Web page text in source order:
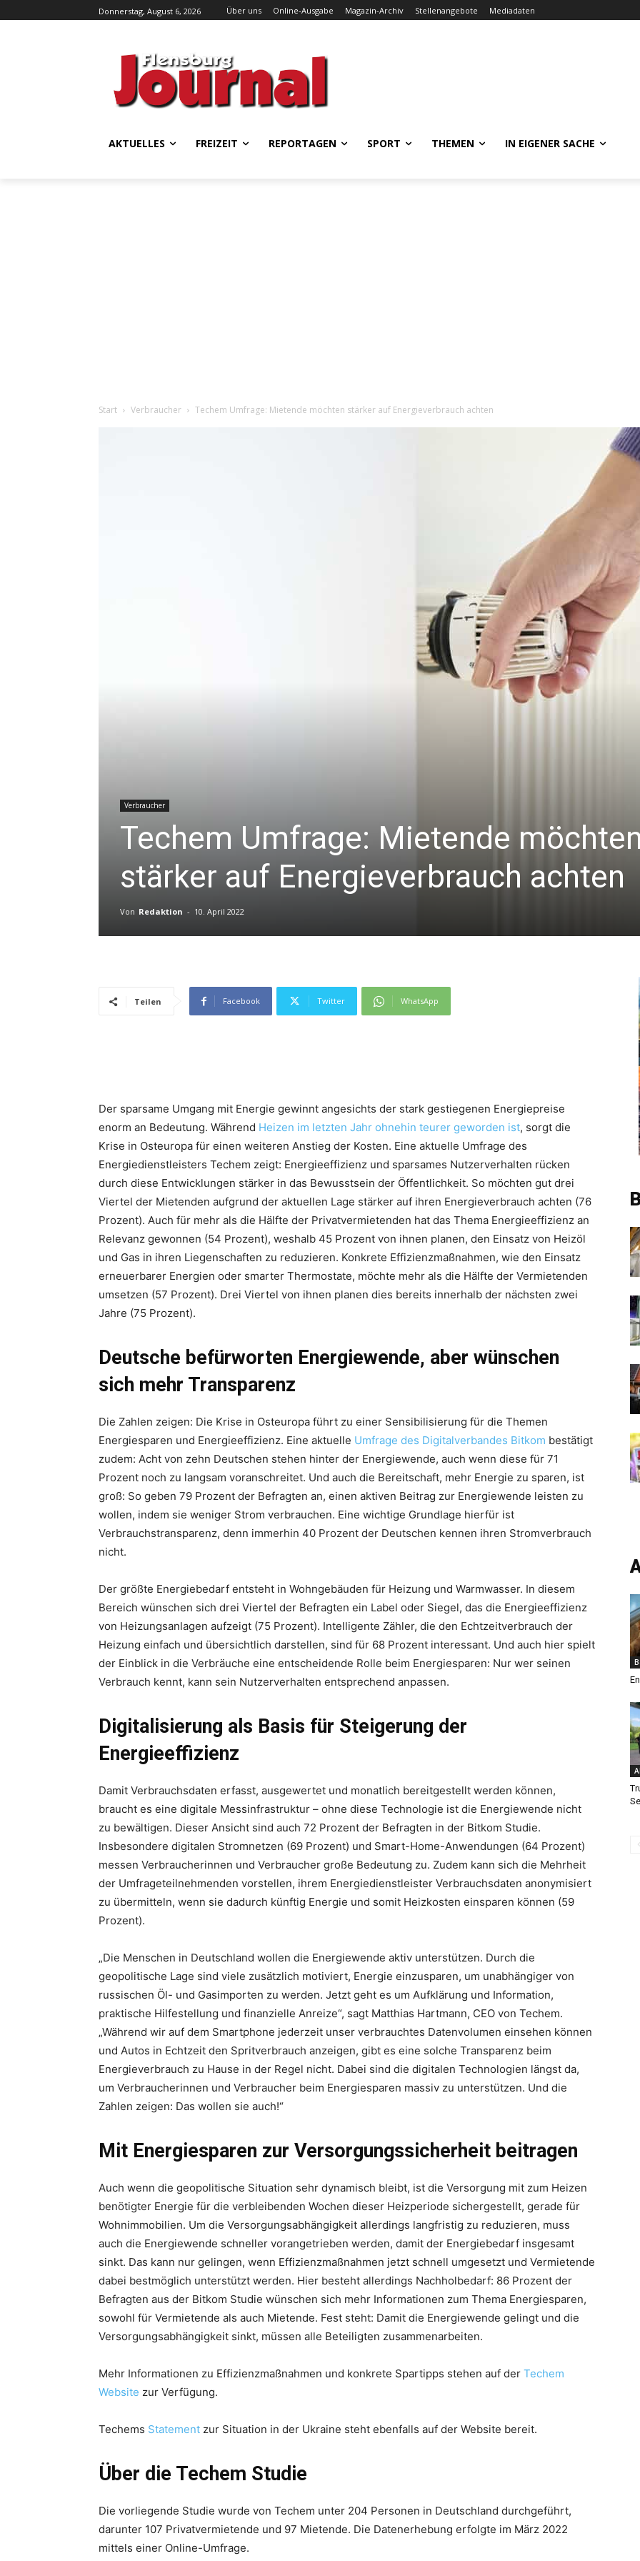
Donnerstag, August 6, 2026 Über uns Online-Ausgabe Magazin-Archiv Stellenangebote Mediadaten
AKTUELLES FREIZEIT REPORTAGEN SPORT THEMEN IN EIGENER SACHE
Start Verbraucher Techem Umfrage: Mietende möchten stärker auf Energieverbrauch achten
Verbraucher
Techem Umfrage: Mietende
stärker auf Energieverbrauch achten
Von Redaktion - 10. April 2022
Teilen Facebook Twitter WhatsApp
Der sparsame Umgang mit Energie gewinnt angesichts der stark gestiegenen Energiepreise
enorm an Bedeutung. Während Heizen im letzten Jahr ohnehin teurer geworden ist, sorgt die
Krise in Osteuropa für einen weiteren Anstieg der Kosten. Eine aktuelle Umfrage des
Energiedienstleisters Techem zeigt: Energieeffizienz und sparsames Nutzerverhalten rücken
durch diese Entwicklungen stärker in das Bewusstsein der Öffentlichkeit. So möchten gut drei
Viertel der Mietenden aufgrund der aktuellen Lage stärker auf ihren Energieverbrauch achten (76
Prozent). Auch für mehr als die Hälfte der Privatvermietenden hat das Thema Energieeffizienz an
Relevanz gewonnen (54 Prozent), weshalb 45 Prozent von ihnen planen, den Einsatz von Heizöl
und Gas in ihren Liegenschaften zu reduzieren. Konkrete Effizienzmaßnahmen, wie den Einsatz
erneuerbarer Energien oder smarter Thermostate, möchte mehr als die Hälfte der Vermietenden
umsetzen (57 Prozent). Drei Viertel von ihnen planen dies bereits innerhalb der nächsten zwei
Jahre (75 Prozent).
Deutsche befürworten Energiewende, aber wünschen
sich mehr Transparenz
Die Zahlen zeigen: Die Krise in Osteuropa führt zu einer Sensibilisierung für die Themen
Energiesparen und Energieeffizienz. Eine aktuelle Umfrage des Digitalverbandes Bitkom bestätigt
zudem: Acht von zehn Deutschen stehen hinter der Energiewende, auch wenn diese für 71
Prozent noch zu langsam voranschreitet. Und auch die Bereitschaft, mehr Energie zu sparen, ist
groß: So geben 79 Prozent der Befragten an, einen aktiven Beitrag zur Energiewende leisten zu
wollen, indem sie weniger Strom verbrauchen. Eine wichtige Grundlage hierfür ist
Verbrauchstransparenz, denn immerhin 40 Prozent der Deutschen kennen ihren Stromverbrauch
nicht.
Der größte Energiebedarf entsteht in Wohngebäuden für Heizung und Warmwasser. In diesem
Bereich wünschen sich drei Viertel der Befragten ein Label oder Siegel, das die Energieeffizienz
von Heizungsanlagen aufzeigt (75 Prozent). Intelligente Zähler, die den Echtzeitverbrauch der
Heizung einfach und übersichtlich darstellen, sind für 68 Prozent interessant. Und auch hier spielt
der Einblick in die Verbräuche eine entscheidende Rolle beim Energiesparen: Nur wer seinen
Verbrauch kennt, kann sein Nutzerverhalten entsprechend anpassen.
Digitalisierung als Basis für Steigerung der
Energieeffizienz
Damit Verbrauchsdaten erfasst, ausgewertet und monatlich bereitgestellt werden können,
braucht es eine digitale Messinfrastruktur – ohne diese Technologie ist die Energiewende nicht
zu bewältigen. Dieser Ansicht sind auch 72 Prozent der Befragten in der Bitkom Studie.
Insbesondere digitalen Stromnetzen (69 Prozent) und Smart-Home-Anwendungen (64 Prozent)
messen Verbraucherinnen und Verbraucher große Bedeutung zu. Zudem kann sich die Mehrheit
der Umfrageteilnehmenden vorstellen, ihrem Energiedienstleister Verbrauchsdaten anonymisiert
zu übermitteln, wenn sie dadurch künftig Energie und somit Heizkosten einsparen können (59
Prozent).
„Die Menschen in Deutschland wollen die Energiewende aktiv unterstützen. Durch die
geopolitische Lage sind viele zusätzlich motiviert, Energie einzusparen, um unabhängiger von
russischen Öl- und Gasimporten zu werden. Jetzt geht es um Aufklärung und Information,
praktische Hilfestellung und finanzielle Anreize“, sagt Matthias Hartmann, CEO von Techem.
„Während wir auf dem Smartphone jederzeit unser verbrauchtes Datenvolumen einsehen können
und Autos in Echtzeit den Spritverbrauch anzeigen, gibt es eine solche Transparenz beim
Energieverbrauch zu Hause in der Regel nicht. Dabei sind die digitalen Technologien längst da,
um Verbraucherinnen und Verbraucher beim Energiesparen massiv zu unterstützen. Und die
Zahlen zeigen: Das wollen sie auch!“
Mit Energiesparen zur Versorgungssicherheit beitragen
Auch wenn die geopolitische Situation sehr dynamisch bleibt, ist die Versorgung mit zum Heizen
benötigter Energie für die verbleibenden Wochen dieser Heizperiode sichergestellt, gerade für
Wohnimmobilien. Um die Versorgungsabhängigkeit allerdings langfristig zu reduzieren, muss
auch die Energiewende schneller vorangetrieben werden, damit der Energiebedarf insgesamt
sinkt. Das kann nur gelingen, wenn Effizienzmaßnahmen jetzt schnell umgesetzt und Vermietende
dabei bestmöglich unterstützt werden. Hier besteht allerdings Nachholbedarf: 86 Prozent der
Befragten aus der Bitkom Studie wünschen sich mehr Informationen zum Thema Energiesparen,
sowohl für Vermietende als auch Mietende. Fest steht: Damit die Energiewende gelingt und die
Versorgungsabhängigkeit sinkt, müssen alle Beteiligten zusammenarbeiten.
Mehr Informationen zu Effizienzmaßnahmen und konkrete Spartipps stehen auf der Techem
Website zur Verfügung.
Techems Statement zur Situation in der Ukraine steht ebenfalls auf der Website bereit.
Über die Techem Studie
Die vorliegende Studie wurde von Techem unter 204 Personen in Deutschland durchgeführt,
darunter 107 Privatvermietende und 97 Mietende. Die Datenerhebung erfolgte im März 2022
mittels einer Online-Umfrage.